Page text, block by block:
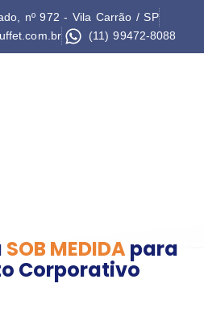
nº 972 - Vila Carrão / SP
(11) 99472-8088
SOB MEDIDApara
Corporativo